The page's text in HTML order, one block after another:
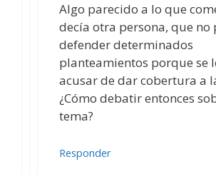
Algo parecido a lo que
decía otra persona, que no
defender determinados
planteamientos porque se
acusar de dar cobertura a
¿Cómo debatir entonces
tema?
Responder